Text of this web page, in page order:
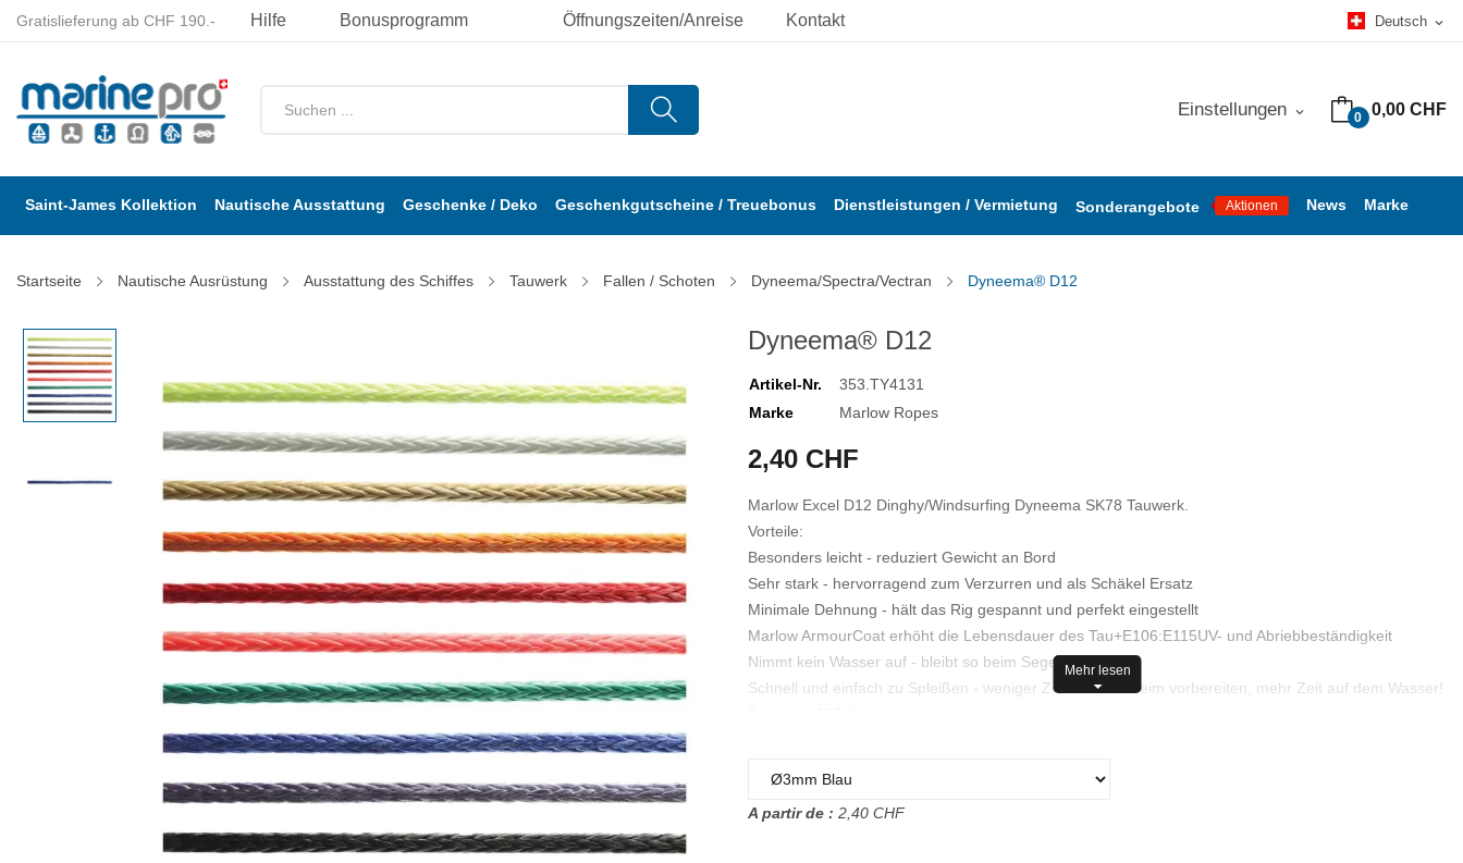
Öffnungszeiten/Anreise Kontakt Deutsch expand_more
Gratislieferung ab CHF 190.- Hilfe Bonusprogramm
0 0,00 CHF
Einstellungen expand_more
Saint-James Kollektion Nautische Ausstattung Geschenke / Deko Geschenkgutscheine / Treuebonus Dienstleistungen / Vermietung Sonderangebote Aktionen News Marke
Startseite Nautische Ausrüstung Ausstattung des Schiffes Tauwerk Fallen / Schoten Dyneema/Spectra/Vectran Dyneema® D12
Dyneema® D12
Artikel-Nr.
353.TY4131
Marke
Marlow Ropes
2,40 CHF
Marlow Excel D12 Dinghy/Windsurfing Dyneema SK78 Tauwerk.
Vorteile:
Besonders leicht - reduziert Gewicht an Bord
Sehr stark - hervorragend zum Verzurren und als Schäkel Ersatz
Minimale Dehnung - hält das Rig gespannt und perfekt eingestellt
Marlow ArmourCoat erhöht die Lebensdauer des Tau+E106:E115UV- und Abriebbeständigkeit
Nimmt kein Wasser auf - bleibt so beim Segeln leicht!
Schnell und einfach zu Spleißen - weniger Zeitaufwand beim vorbereiten, mehr Zeit auf dem Wasser!
Mehr lesen
A partir de : 2,40 CHF